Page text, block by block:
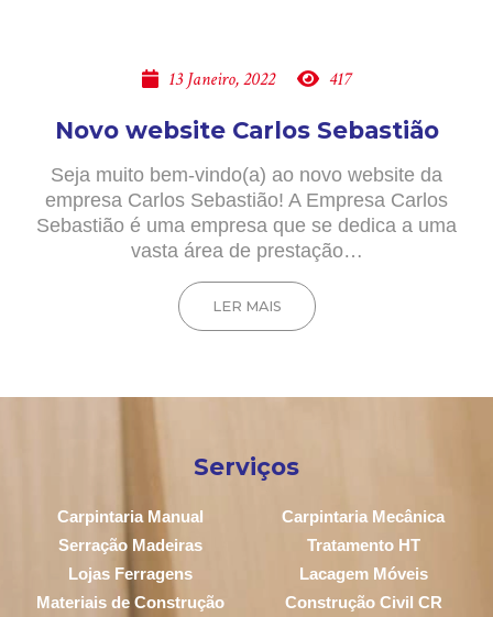
13 Janeiro, 2022 417
Novo website Carlos Sebastião
Seja muito bem-vindo(a) ao novo website da
empresa Carlos Sebastião! A Empresa Carlos
Sebastião é uma empresa que se dedica a uma
vasta área de prestação…
LER MAIS
Serviços
Carpintaria Manual
Carpintaria Mecânica
Serração Madeiras
Tratamento HT
Lojas Ferragens
Lacagem Móveis
Materiais de Construção
Construção Civil CR